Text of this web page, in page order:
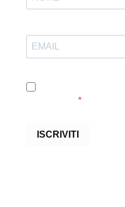
ISCRIVITI